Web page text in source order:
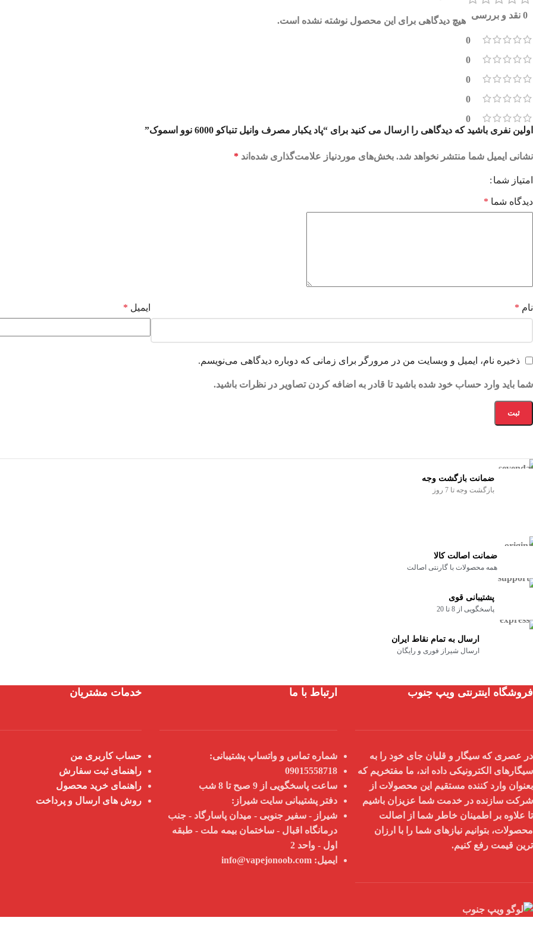
0 نقد و بررسی
0
0
0
0
0
هیچ دیدگاهی برای این محصول نوشته نشده است.
اولین نفری باشید که دیدگاهی را ارسال می کنید برای “پاد یکبار مصرف وانیل تنباکو 6000 نوو اسموک”
نشانی ایمیل شما منتشر نخواهد شد. بخش‌های موردنیاز علامت‌گذاری شده‌اند *
امتیاز شما
دیدگاه شما *
نام * ایمیل *
ذخیره نام، ایمیل و وبسایت من در مرورگر برای زمانی که دوباره دیدگاهی می‌نویسم.
شما باید وارد حساب خود شده باشید تا قادر به اضافه کردن تصاویر در نظرات باشید.
ضمانت بازگشت وجه
بازگشت وجه تا 7 روز
ضمانت اصالت کالا
همه محصولات با گارنتی اصالت
پشتیبانی قوی
پاسخگویی از 8 تا 20
ارسال به تمام نقاط ایران
ارسال شیراز فوری و رایگان
فروشگاه اینترنتی ویپ جنوب
در عصری که سیگار و قلیان جای خود را به
سیگارهای الکترونیکی داده اند، ما مفتخریم که
بعنوان وارد کننده مستقیم این محصولات از
شرکت سازنده در خدمت شما عزیزان باشیم
تا علاوه بر اطمینان خاطر شما از
اصالت
محصولات، بتوانیم نیازهای شما را با ارزان
ترین قیمت رفع کنیم.
ارتباط با ما
شماره تماس و واتساپ پشتیبانی:
09015558718
ساعت پاسخگویی از 9 صبح تا 8 شب
دفتر پشتیبانی سایت شیراز:
شیراز - سفیر جنوبی - میدان پاسارگاد - جنب
درمانگاه اقبال - ساختمان بیمه ملت - طبقه
اول - واحد 2
ایمیل:
خدمات مشتریان
حساب کاربری من
راهنمای ثبت سفارش
راهنمای خرید محصول
روش های ارسال و پرداخت